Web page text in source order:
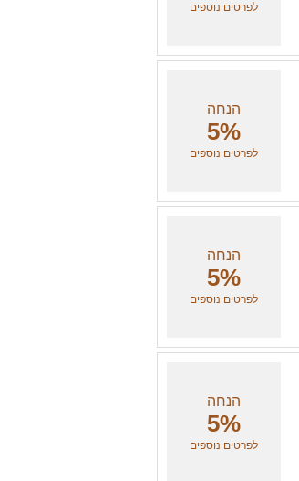
לפרטים נוספים
הנחה
5%
לפרטים נוספים
הנחה
5%
לפרטים נוספים
הנחה
5%
לפרטים נוספים